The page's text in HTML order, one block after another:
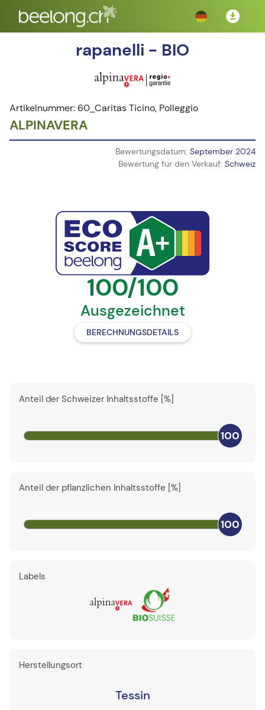
rapanelli - BIO
Artikelnummer: 60_Caritas Ticino, Polleggio
ALPINAVERA
Bewertungsdatum: September 2024
Bewertung für den Verkauf: Schweiz
100/100
Ausgezeichnet
BERECHNUNGSDETAILS
Anteil der Schweizer Inhaltsstoffe [%]
100
Anteil der pflanzlichen Inhaltsstoffe [%]
100
Labels
Herstellungsort
Tessin